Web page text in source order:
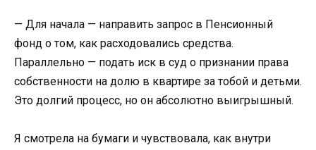
— Для начала — направить запрос в Пенсионный
фонд о том, как расходовались средства.
Параллельно — подать иск в суд о признании права
собственности на долю в квартире за тобой и детьми.
Это долгий процесс, но он абсолютно выигрышный.
Я смотрела на бумаги и чувствовала, как внутри